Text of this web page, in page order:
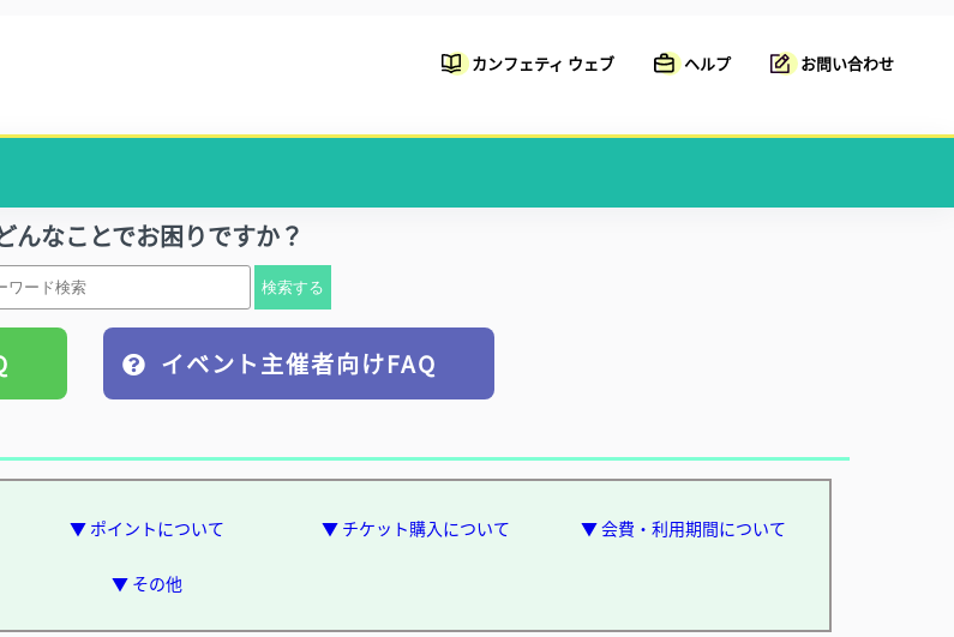
カンフェティ ウェブ ヘルプ お問い合わせ
んなことでお困りですか？
イベント主催者向けFAQ
▼ ポイントについて ▼ チケット購入について ▼ 会費・利用期間について
▼ その他